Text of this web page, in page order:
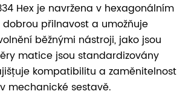
Hex je navržena v hexagonálním
přilnavost a umožňuje
běžnými nástroji, jako jsou
matice jsou standardizovány
kompatibilitu a zaměnitelnost
mechanické sestavě.